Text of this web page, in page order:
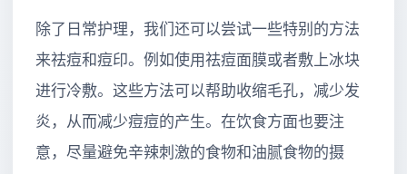
除了日常护理，我们还可以尝试一些特别的方法
来祛痘和痘印。例如使用祛痘面膜或者敷上冰块
进行冷敷。这些方法可以帮助收缩毛孔，减少发
炎，从而减少痘痘的产生。在饮食方面也要注
意，尽量避免辛辣刺激的食物和油腻食物的摄